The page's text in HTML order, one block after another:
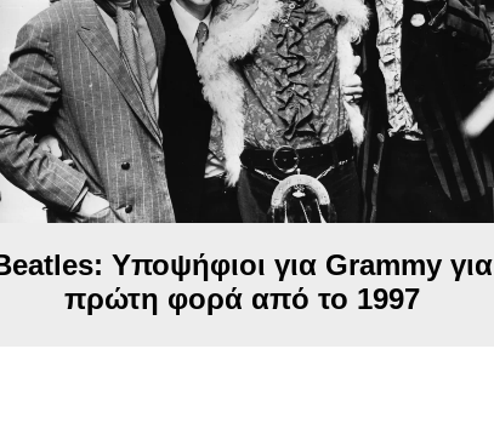
Υποψήφιοι για Grammy για
πρώτη φορά από το 1997